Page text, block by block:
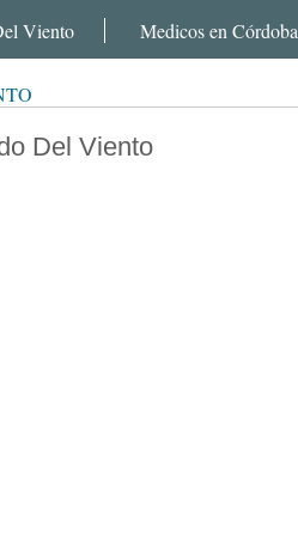
Viento Medicos en Córdoba
Del Viento